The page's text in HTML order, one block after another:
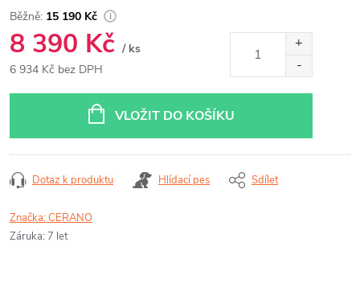
15 190 Kč
8 390 Kč / ks
6 934 Kč bez DPH
VLOŽIT DO KOŠÍKU
Dotaz k produktu Hlídací pes Sdílet
Značka:CERANO
Záruka: 7 let